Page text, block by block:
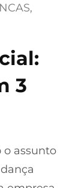
3
o assunto